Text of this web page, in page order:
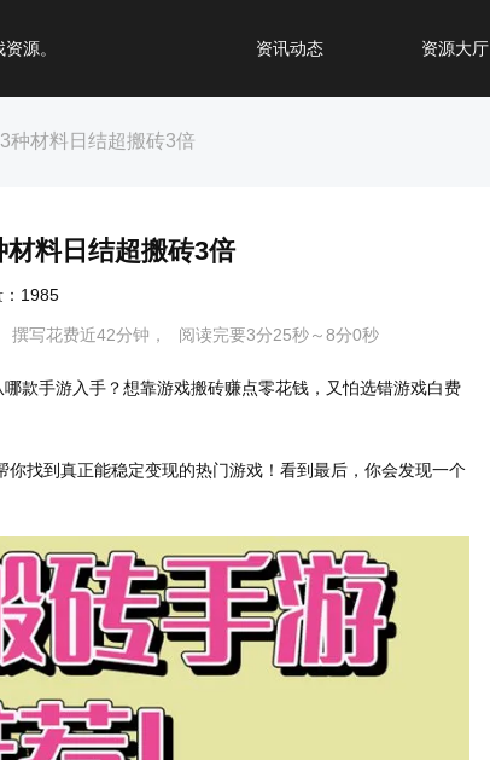
源。 资讯动态 资源大厅
种材料日结超搬砖3倍
料日结超搬砖3倍
：1985
撰写花费近42分钟， 阅读完要3分25秒～8分0秒
款手游入手？想靠游戏搬砖赚点零花钱，又怕选错游戏白费
找到真正能稳定变现的热门游戏！看到最后，你会发现一个